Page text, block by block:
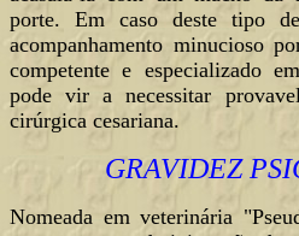
porte. Em caso deste tipo
acompanhamento minucioso
competente e especializado
pode vir a necessitar
cirúrgica cesariana.
GRAVIDEZ
Nomeada em veterinária